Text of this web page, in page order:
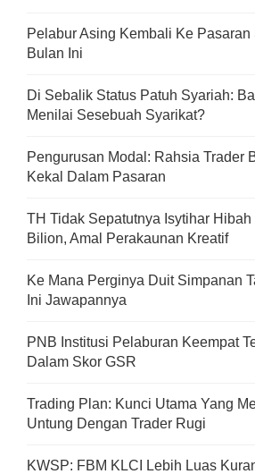
Pelabur Asing Kembali Ke
Bulan Ini
Di Sebalik Status Patuh Syariah:
Menilai Sesebuah Syarikat?
Pengurusan Modal: Rahsia Trader
Kekal Dalam Pasaran
TH Tidak Sepatutnya Isytihar
Bilion, Amal Perakaunan Kreatif
Ke Mana Perginya Duit Simpanan
Ini Jawapannya
PNB Institusi Pelaburan Keempat
Dalam Skor GSR
Trading Plan: Kunci Utama Yang
Untung Dengan Trader Rugi
KWSP: FBM KLCI Lebih Luas